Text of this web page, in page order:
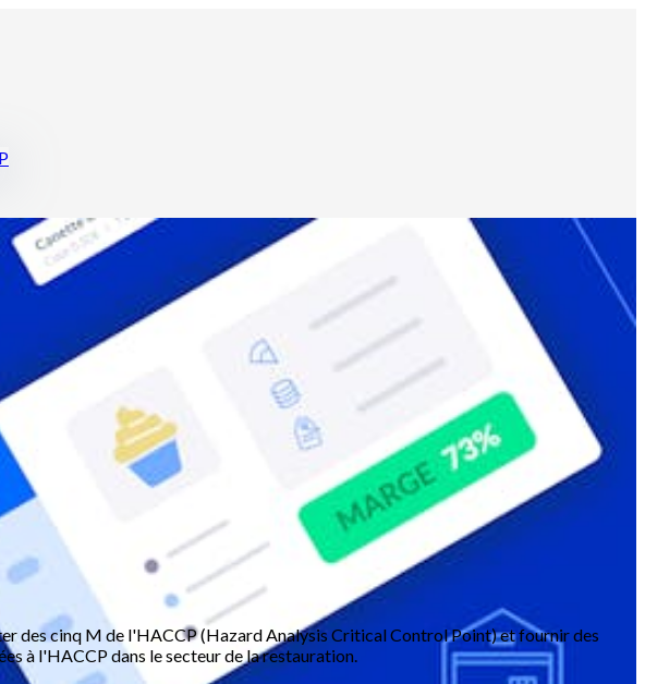
des cinq M de l'HACCP (Hazard Analysis Critical Control Point) et fournir des
à l'HACCP dans le secteur de la restauration.